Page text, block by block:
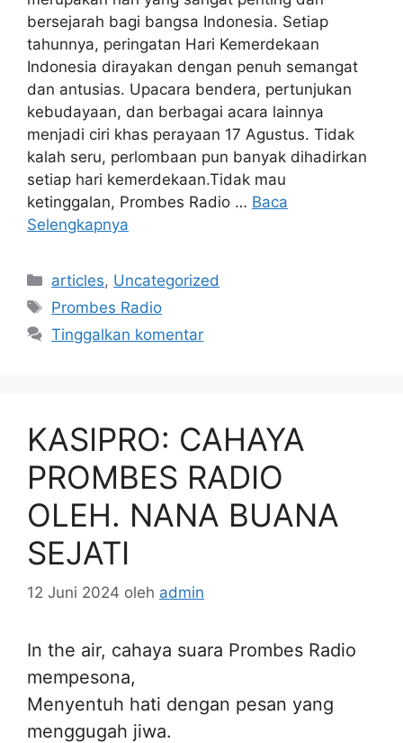
bersejarah bagi bangsa Indonesia. Setiap
tahunnya, peringatan Hari Kemerdekaan
Indonesia dirayakan dengan penuh semangat
dan antusias. Upacara bendera, pertunjukan
kebudayaan, dan berbagai acara lainnya
menjadi ciri khas perayaan 17 Agustus. Tidak
kalah seru, perlombaan pun banyak dihadirkan
setiap hari kemerdekaan.Tidak mau
ketinggalan, Prombes Radio … Baca
Selengkapnya
Kategori
articles, Uncategorized
Tag
Prombes Radio
Tinggalkan komentar
KASIPRO: CAHAYA
PROMBES RADIO
OLEH. NANA BUANA
SEJATI
12 Juni 2024 oleh admin
In the air, cahaya suara Prombes Radio
mempesona,
Menyentuh hati dengan pesan yang
menggugah jiwa.